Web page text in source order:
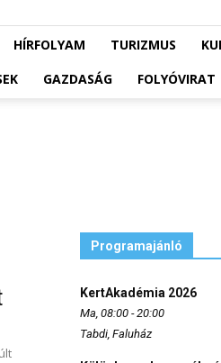
HÍRFOLYAM TURIZMUS
GAZDASÁG FOLYÓVIRAT
Programajánló
KertAkadémia 2026
Ma, 08:00 - 20:00
Tabdi, Faluház